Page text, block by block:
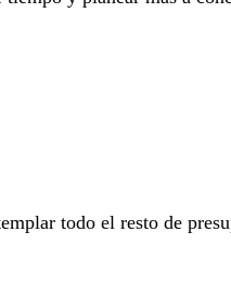
todo el resto de